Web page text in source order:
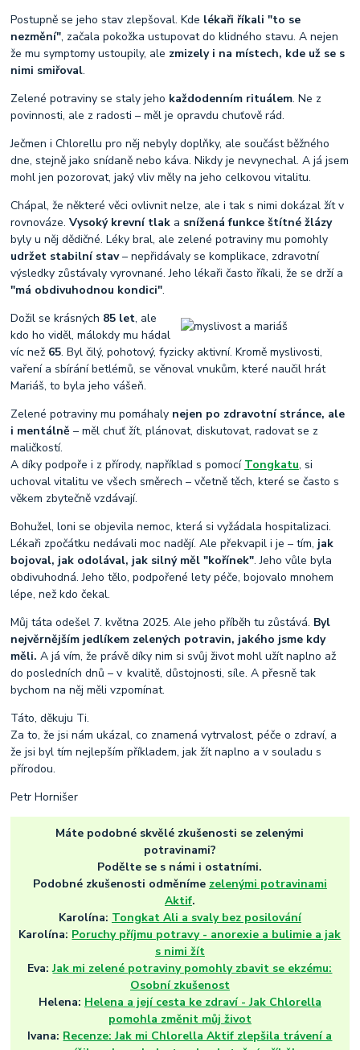
Postupně se jeho stav zlepšoval. Kde lékaři říkali "to se
nezmění", začala pokožka ustupovat do klidného stavu. A nejen
že mu symptomy ustoupily, ale zmizely i na místech, kde už se s
nimi smiřoval.
Zelené potraviny se staly jeho každodenním rituálem. Ne z
povinnosti, ale z radosti – měl je opravdu chuťově rád.
Ječmen i Chlorellu pro něj nebyly doplňky, ale součást běžného
dne, stejně jako snídaně nebo káva. Nikdy je nevynechal. A já jsem
mohl jen pozorovat, jaký vliv měly na jeho celkovou vitalitu.
Chápal, že některé věci ovlivnit nelze, ale i tak s nimi dokázal žít v
rovnováze.Vysoký krevní tlak a snížená funkce štítné žlázy
byly u něj dědičné. Léky bral, ale zelené potraviny mu pomohly
udržet stabilní stav– nepřidávaly se komplikace, zdravotní
výsledky zůstávaly vyrovnané. Jeho lékaři často říkali, že se drží a
"má obdivuhodnou kondici".
Dožil se krásných 85 let, ale
kdo ho viděl, málokdy mu hádal
víc než 65. Byl čilý, pohotový, fyzicky aktivní. Kromě myslivosti,
vaření a sbírání betlémů, se věnoval vnukům, které naučil hrát
Mariáš, to byla jeho vášeň.
Zelené potraviny mu pomáhaly nejen po zdravotní stránce, ale
i mentálně – měl chuť žít, plánovat, diskutovat, radovat se z
maličkostí.
A díky podpoře i z přírody, například s pomocí Tongkatu, si
uchoval vitalitu ve všech směrech – včetně těch, které se často s
věkem zbytečně vzdávají.
Bohužel, loni se objevila nemoc, která si vyžádala hospitalizaci.
Lékaři zpočátku nedávali moc nadějí. Ale překvapil i je – tím, jak
bojoval, jak odolával, jak silný měl "kořínek". Jeho vůle byla
obdivuhodná. Jeho tělo, podpořené lety péče, bojovalo mnohem
lépe, než kdo čekal.
Můj táta odešel 7. května 2025. Ale jeho příběh tu zůstává. Byl
nejvěrnějším jedlíkem zelených potravin, jakého jsme kdy
měli. A já vím, že právě díky nim si svůj život mohl užít naplno až
do posledních dnů – v kvalitě, důstojnosti, síle. A přesně tak
bychom na něj měli vzpomínat.
Táto, děkuju Ti.
Za to, že jsi nám ukázal, co znamená vytrvalost, péče o zdraví, a
že jsi byl tím nejlepším příkladem, jak žít naplno a v souladu s
přírodou.
Petr Hornišer
Máte podobné skvělé zkušenosti se zelenými
potravinami?
Podělte se s námi i ostatními.
Podobné zkušenosti odměníme zelenými potravinami
Aktif.
Karolína: Tongkat Ali a svaly bez posilování
Karolína: Poruchy příjmu potravy - anorexie a bulimie a jak
s nimi žít
Eva:Jak mi zelené potraviny pomohly zbavit se ekzému:
Osobní zkušenost
Helena: Helena a její cesta ke zdraví - Jak Chlorella
pomohla změnit můj život
Ivana: Recenze: Jak mi Chlorella Aktif zlepšila trávení a